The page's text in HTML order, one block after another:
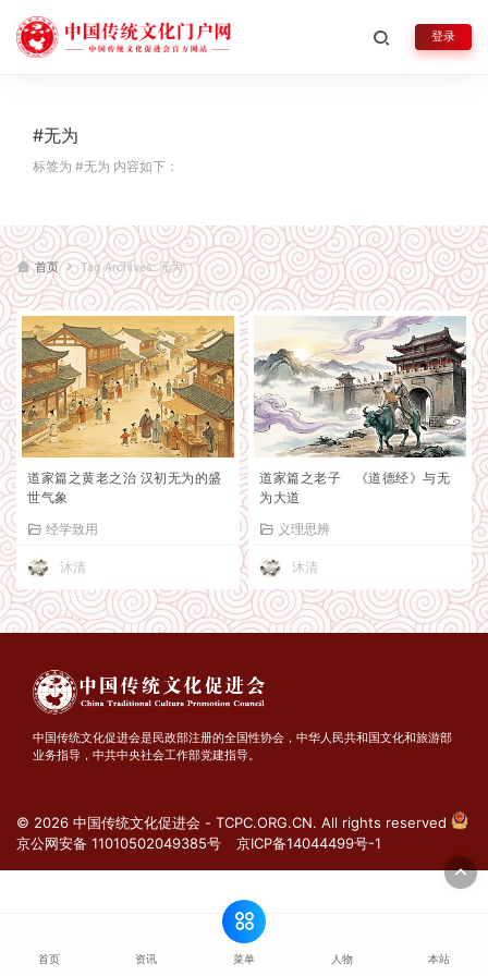
登录
#无为
标签为 #无为 内容如下：
首页 Tag Archives: 无为
道家篇之黄老之治 汉初无为的盛
世气象
经学致用
沐清
道家篇之老子 《道德经》与无
为大道
义理思辨
沐清
中国传统文化促进会是民政部注册的全国性协会，中华人民共和国文化和旅游部
业务指导，中共中央社会工作部党建指导。
© 2026 中国传统文化促进会 - TCPC.ORG.CN. All rights reserved
京公网安备 11010502049385号
京ICP备14044499号-1
首页 资讯 菜单 人物 本站